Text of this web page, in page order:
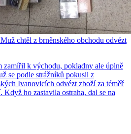
chtěl z brněnského obchodu odvézt
zamířil k východu, pokladny ale úplně
se podle strážníků pokusil z
Ivanovicích odvézt zboží za téměř
Když ho zastavila ostraha, dal se na